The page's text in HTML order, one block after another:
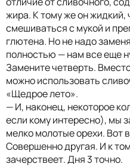
жира. К тому же он жидкий,
смешиваться с мукой и
глютена. Но не надо
полностью — нам все еще
Замените четверть.
можно использовать
«Щедрое лето».
— И, наконец, некоторое
если кому интересно), мы
мелко молотые орехи. Вот
Совершенно другая. И к
зачерствеет. Дня 3 точно.